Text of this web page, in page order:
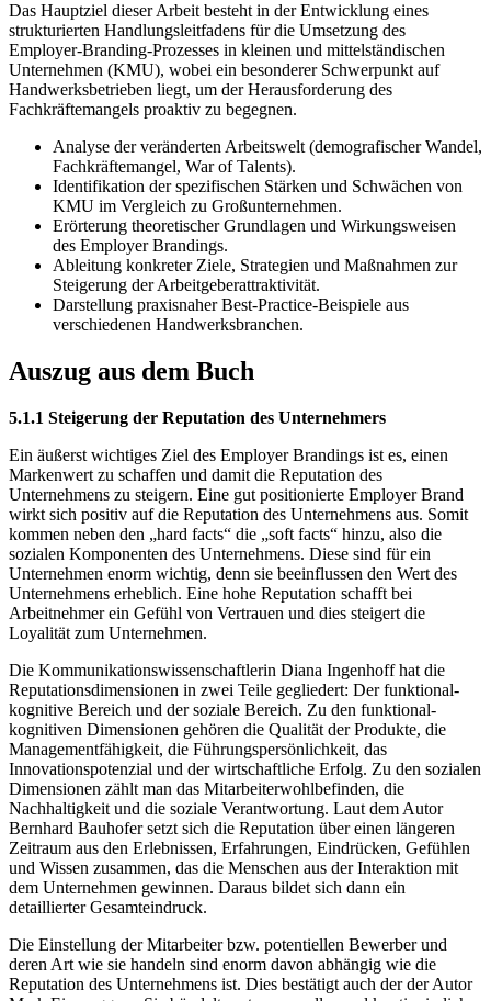
Das Hauptziel dieser Arbeit besteht in der Entwicklung eines
strukturierten Handlungsleitfadens für die Umsetzung des
Employer-Branding-Prozesses in kleinen und mittelständischen
Unternehmen (KMU), wobei ein besonderer Schwerpunkt auf
Handwerksbetrieben liegt, um der Herausforderung des
Fachkräftemangels proaktiv zu begegnen.
Analyse der veränderten Arbeitswelt (demografischer Wandel,
Fachkräftemangel, War of Talents).
Identifikation der spezifischen Stärken und Schwächen von
KMU im Vergleich zu Großunternehmen.
Erörterung theoretischer Grundlagen und Wirkungsweisen
des Employer Brandings.
Ableitung konkreter Ziele, Strategien und Maßnahmen zur
Steigerung der Arbeitgeberattraktivität.
Darstellung praxisnaher Best-Practice-Beispiele aus
verschiedenen Handwerksbranchen.
Auszug aus dem Buch
5.1.1 Steigerung der Reputation des Unternehmers
Ein äußerst wichtiges Ziel des Employer Brandings ist es, einen
Markenwert zu schaffen und damit die Reputation des
Unternehmens zu steigern. Eine gut positionierte Employer Brand
wirkt sich positiv auf die Reputation des Unternehmens aus. Somit
kommen neben den „hard facts“ die „soft facts“ hinzu, also die
sozialen Komponenten des Unternehmens. Diese sind für ein
Unternehmen enorm wichtig, denn sie beeinflussen den Wert des
Unternehmens erheblich. Eine hohe Reputation schafft bei
Arbeitnehmer ein Gefühl von Vertrauen und dies steigert die
Loyalität zum Unternehmen.
Die Kommunikationswissenschaftlerin Diana Ingenhoff hat die
Reputationsdimensionen in zwei Teile gegliedert: Der funktional-
kognitive Bereich und der soziale Bereich. Zu den funktional-
kognitiven Dimensionen gehören die Qualität der Produkte, die
Managementfähigkeit, die Führungspersönlichkeit, das
Innovationspotenzial und der wirtschaftliche Erfolg. Zu den sozialen
Dimensionen zählt man das Mitarbeiterwohlbefinden, die
Nachhaltigkeit und die soziale Verantwortung. Laut dem Autor
Bernhard Bauhofer setzt sich die Reputation über einen längeren
Zeitraum aus den Erlebnissen, Erfahrungen, Eindrücken, Gefühlen
und Wissen zusammen, das die Menschen aus der Interaktion mit
dem Unternehmen gewinnen. Daraus bildet sich dann ein
detaillierter Gesamteindruck.
Die Einstellung der Mitarbeiter bzw. potentiellen Bewerber und
deren Art wie sie handeln sind enorm davon abhängig wie die
Reputation des Unternehmens ist. Dies bestätigt auch der der Autor